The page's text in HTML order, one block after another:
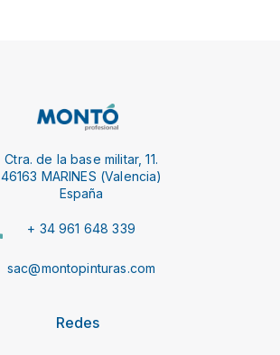
Ctra. de la base militar, 11.
46163 MARINES (Valencia)
España
+ 34 961 648 339
sac@montopinturas.com
Redes